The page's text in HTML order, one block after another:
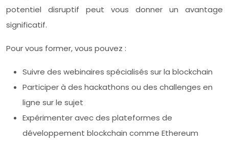
potentiel disruptif peut vous donner un avantage
significatif.
Pour vous former, vous pouvez :
Suivre des webinaires spécialisés sur la blockchain
Participer à des hackathons ou des challenges en
ligne sur le sujet
Expérimenter avec des plateformes de
développement blockchain comme Ethereum